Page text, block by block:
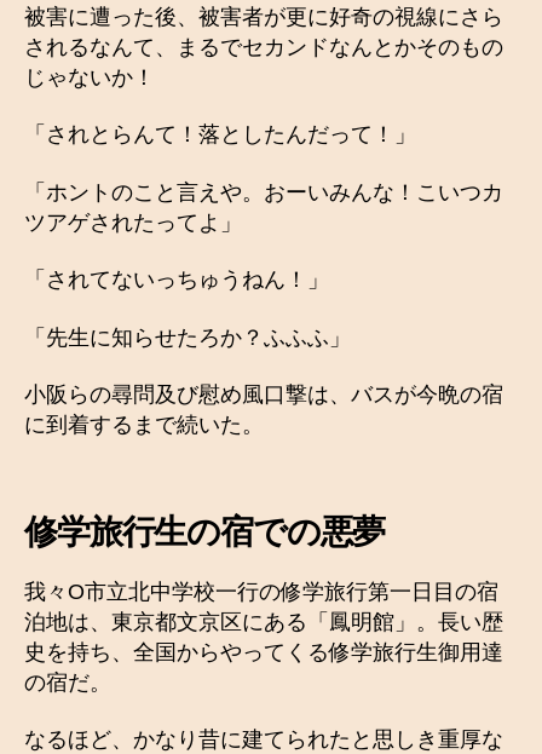
被害に遭った後、被害者が更に好奇の視線にさら
されるなんて、まるでセカンドなんとかそのもの
じゃないか！
「されとらんて！落としたんだって！」
「ホントのこと言えや。おーいみんな！こいつカ
ツアゲされたってよ」
「されてないっちゅうねん！」
「先生に知らせたろか？ふふふ」
小阪らの尋問及び慰め風口撃は、バスが今晩の宿
に到着するまで続いた。
修学旅行生の宿での悪夢
我々O市立北中学校一行の修学旅行第一日目の宿
泊地は、東京都文京区にある「鳳明館」。長い歴
史を持ち、全国からやってくる修学旅行生御用達
の宿だ。
なるほど、かなり昔に建てられたと思しき重厚な